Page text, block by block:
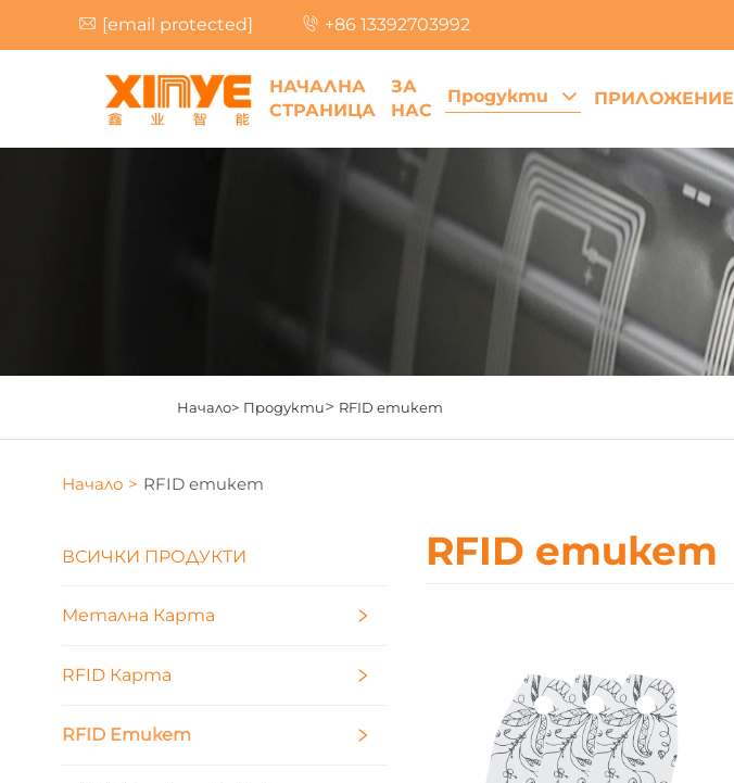
[email protected] +86 13392703992
НАЧАЛНА
СТРАНИЦА
ЗА
НАС
Продукти ПРИЛОЖЕНИЕ
Начало> Продукти> RFID етикет
Начало > RFID етикет
ВСИЧКИ ПРОДУКТИ
Метална Карта
RFID Карта
RFID Етикет
RFID етикет